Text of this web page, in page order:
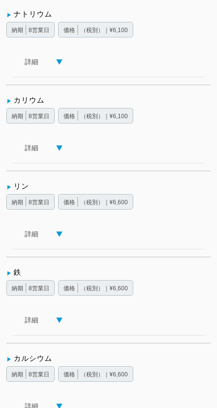
ナトリウム
納期 8営業日 価格 （税別）｜¥6,100
詳細
カリウム
納期 8営業日 価格 （税別）｜¥6,100
詳細
リン
納期 8営業日 価格 （税別）｜¥6,600
詳細
鉄
納期 8営業日 価格 （税別）｜¥6,600
詳細
カルシウム
納期 8営業日 価格 （税別）｜¥6,600
詳細